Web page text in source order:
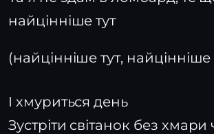
найцінніше тут
(найцінніше тут, найцінніше
І хмуриться день
Зустріти світанок без